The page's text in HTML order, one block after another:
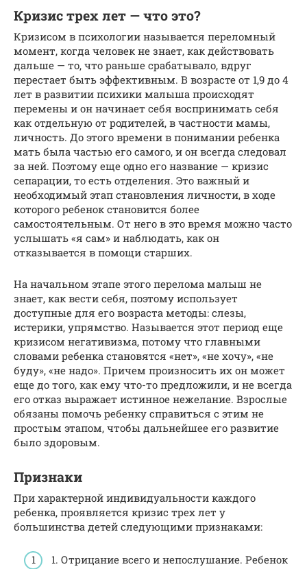
Кризис трех лет — что это?
Кризисом в психологии называется переломный
момент, когда человек не знает, как действовать
дальше — то, что раньше срабатывало, вдруг
перестает быть эффективным. В возрасте от 1,9 до 4
лет в развитии психики малыша происходят
перемены и он начинает себя воспринимать себя
как отдельную от родителей, в частности мамы,
личность. До этого времени в понимании ребенка
мать была частью его самого, и он всегда следовал
за ней. Поэтому еще одно его название — кризис
сепарации, то есть отделения. Это важный и
необходимый этап становления личности, в ходе
которого ребенок становится более
самостоятельным. От него в это время можно часто
услышать «я сам» и наблюдать, как он
отказывается в помощи старших.
На начальном этапе этого перелома малыш не
знает, как вести себя, поэтому использует
доступные для его возраста методы: слезы,
истерики, упрямство. Называется этот период еще
кризисом негативизма, потому что главными
словами ребенка становятся «нет», «не хочу», «не
буду», «не надо». Причем произносить их он может
еще до того, как ему что-то предложили, и не всегда
его отказ выражает истинное нежелание. Взрослые
обязаны помочь ребенку справиться с этим не
простым этапом, чтобы дальнейшее его развитие
было здоровым.
Признаки
При характерной индивидуальности каждого
ребенка, проявляется кризис трех лет у
большинства детей следующими признаками:
1. Отрицание всего и непослушание. Ребенок